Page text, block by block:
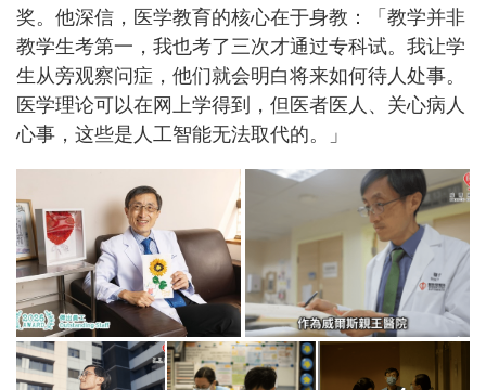
奖。他深信，医学教育的核心在于身教：「教学并非
教学生考第一，我也考了三次才通过专科试。我让学
生从旁观察问症，他们就会明白将来如何待人处事。
医学理论可以在网上学得到，但医者医人、关心病人
心事，这些是人工智能无法取代的。」